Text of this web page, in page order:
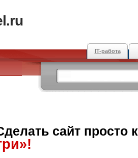
IT-работа
сайт просто